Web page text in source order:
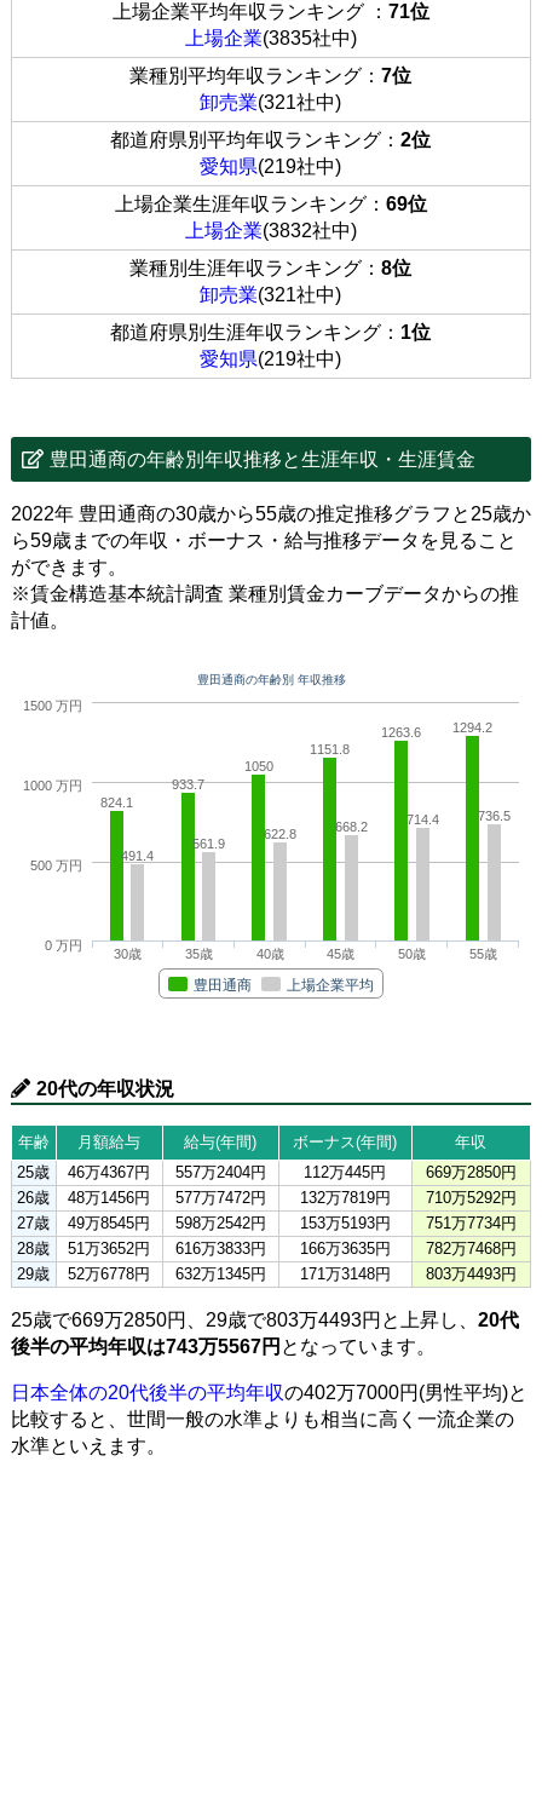
上場企業平均年収ランキング ： 71位
上場企業(3835社中)
業種別平均年収ランキング：7位
卸売業(321社中)
都道府県別平均年収ランキング：2位
愛知県(219社中)
上場企業生涯年収ランキング： 69位
上場企業(3832社中)
業種別生涯年収ランキング：8位
卸売業(321社中)
都道府県別生涯年収ランキング： 1位
愛知県(219社中)
豊田通商の年齢別年収推移と生涯年収・生涯賃金
2022年 豊田通商の30歳から55歳の推定推移グラフと25歳か
ら59歳までの年収・ボーナス・給与推移データを見ること
ができます。
※賃金構造基本統計調査 業種別賃金カーブデータからの推
計値。
豊田通商の年齢別 年収推移
824.1
933.7
1050
1151.8
1263.6 1294.2
491.4
561.9
622.8 668.2 714.4 736.5
豊田通商 上場企業平均
30歳 35歳 40歳 45歳 50歳 55歳
0 万円
500 万円
1000 万円
1500 万円
20代の年収状況
年齢 月額給与 給与(年間) ボーナス(年間)
年収
25歳
46万4367円 557万2404円 112万445円
669万2850円
26歳
48万1456円 577万7472円 132万7819円
710万5292円
27歳
49万8545円 598万2542円 153万5193円
751万7734円
28歳
51万3652円 616万3833円 166万3635円
782万7468円
29歳
52万6778円 632万1345円 171万3148円 803万4493円
25歳で669万2850円、29歳で803万4493円と上昇し、 20代
後半の平均年収は743万5567円 となっています。
日本全体の20代後半の平均年収の402万7000円(男性平均)と
比較すると、世間一般の水準よりも相当に高く一流企業の
水準といえます。